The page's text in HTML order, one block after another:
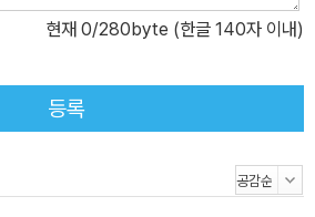
현재 0/280byte (한글 140자 이내)
등록